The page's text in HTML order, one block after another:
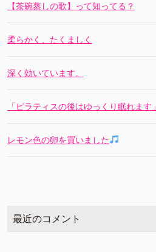
【茶碗蒸しの歌】って知ってる？
柔らかく、たくましく
深く効いています。
「ピラティスの後はゆっくり眠れます」
レモン色の卵を買いました
最近のコメント